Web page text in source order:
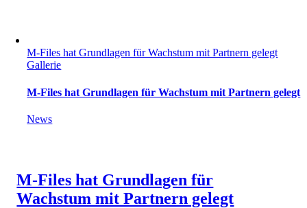
M-Files hat Grundlagen für Wachstum mit Partnern gelegt
Gallerie
M-Files hat Grundlagen für Wachstum mit Partnern gelegt
News
M-Files hat Grundlagen für
Wachstum mit Partnern gelegt